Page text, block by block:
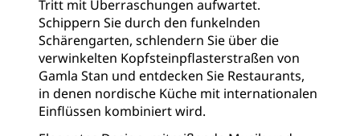
Tritt mit Überraschungen aufwartet.
Schippern Sie durch den funkelnden
Schärengarten, schlendern Sie über die
verwinkelten Kopfsteinpflasterstraßen von
Gamla Stan und entdecken Sie Restaurants,
in denen nordische Küche mit internationalen
Einflüssen kombiniert wird.